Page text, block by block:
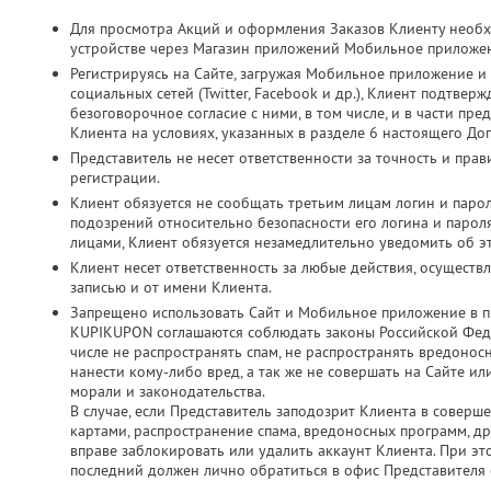
Для просмотра Акций и оформления Заказов Клиенту
устройстве через Магазин приложений Мобильное
Регистрируясь на Сайте, загружая Мобильное приложение
социальных сетей (Twitter, Facebook и др.), Клиент
безоговорочное согласие с ними, в том числе, и в части
Клиента на условиях, указанных в разделе 6 настоящего
Представитель не несет ответственности за точность и
регистрации.
Клиент обязуется не сообщать третьим лицам логин и
подозрений относительно безопасности его логина и
лицами, Клиент обязуется незамедлительно уведомить об
Клиент несет ответственность за любые действия,
записью и от имени Клиента.
Запрещено использовать Сайт и Мобильное приложение в
KUPIKUPON соглашаются соблюдать законы Российской
числе не распространять спам, не распространять
нанести кому-либо вред, а так же не совершать на Сайте
морали и законодательства.
В случае, если Представитель заподозрит Клиента в
картами, распространение спама, вредоносных программ,
вправе заблокировать или удалить аккаунт Клиента. При
последний должен лично обратиться в офис Представителя